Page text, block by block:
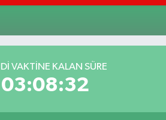
VAKTİNE KALAN SÜRE
03:08:32